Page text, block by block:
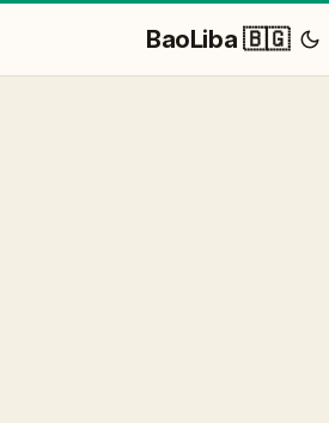
BaoLiba 🇧🇬